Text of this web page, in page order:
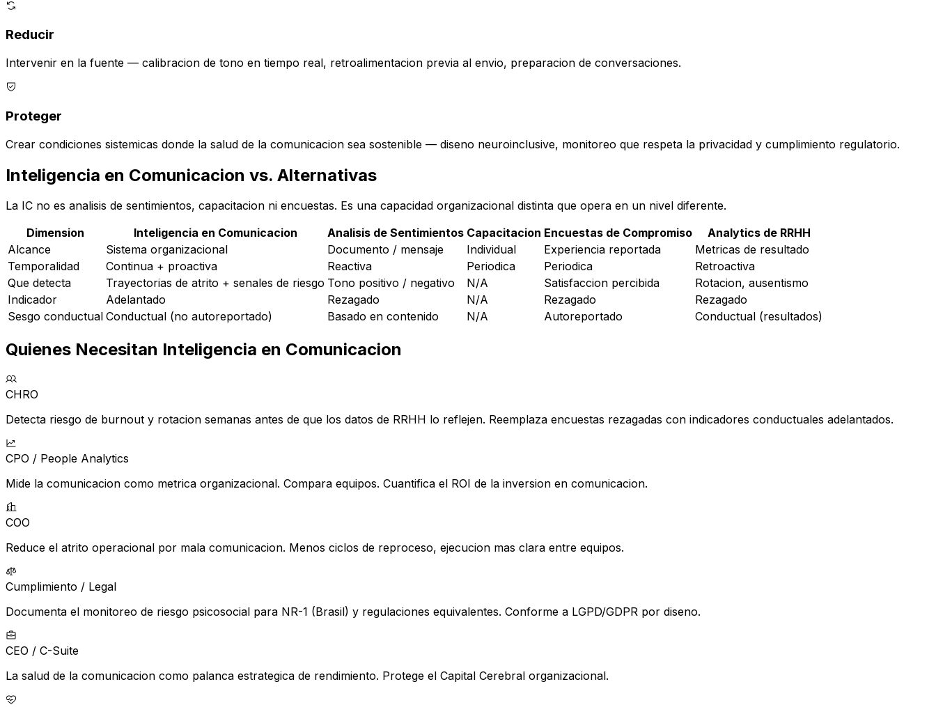
Reducir
Intervenir en la fuente — calibracion de tono en tiempo real, retroalimentacion previa al envio, preparacion de conversaciones.
Proteger
Crear condiciones sistemicas donde la salud de la comunicacion sea sostenible — diseno neuroinclusive, monitoreo que respeta la privacidad y cumplimiento regulatorio.
Inteligencia en Comunicacion vs. Alternativas
La IC no es analisis de sentimientos, capacitacion ni encuestas. Es una capacidad organizacional distinta que opera en un nivel diferente.
Dimension
Inteligencia en Comunicacion Analisis de Sentimientos Capacitacion Encuestas de Compromiso
Analytics de RRHH
Alcance
Sistema organizacional Documento / mensaje Individual Experiencia reportada
Metricas de resultado
Temporalidad
Continua + proactiva Reactiva Periodica Periodica
Retroactiva
Que detecta
Trayectorias de atrito + senales de riesgo Tono positivo / negativo N/A Satisfaccion percibida
Rotacion, ausentismo
Indicador
Adelantado Rezagado N/A Rezagado
Rezagado
Sesgo conductual Conductual (no autoreportado) Basado en contenido N/A Autoreportado Conductual (resultados)
Quienes Necesitan Inteligencia en Comunicacion
CHRO
Detecta riesgo de burnout y rotacion semanas antes de que los datos de RRHH lo reflejen. Reemplaza encuestas rezagadas con indicadores conductuales adelantados.
CPO / People Analytics
Mide la comunicacion como metrica organizacional. Compara equipos. Cuantifica el ROI de la inversion en comunicacion.
COO
Reduce el atrito operacional por mala comunicacion. Menos ciclos de reproceso, ejecucion mas clara entre equipos.
Cumplimiento / Legal
Documenta el monitoreo de riesgo psicosocial para NR-1 (Brasil) y regulaciones equivalentes. Conforme a LGPD/GDPR por diseno.
CEO / C-Suite
La salud de la comunicacion como palanca estrategica de rendimiento. Protege el Capital Cerebral organizacional.